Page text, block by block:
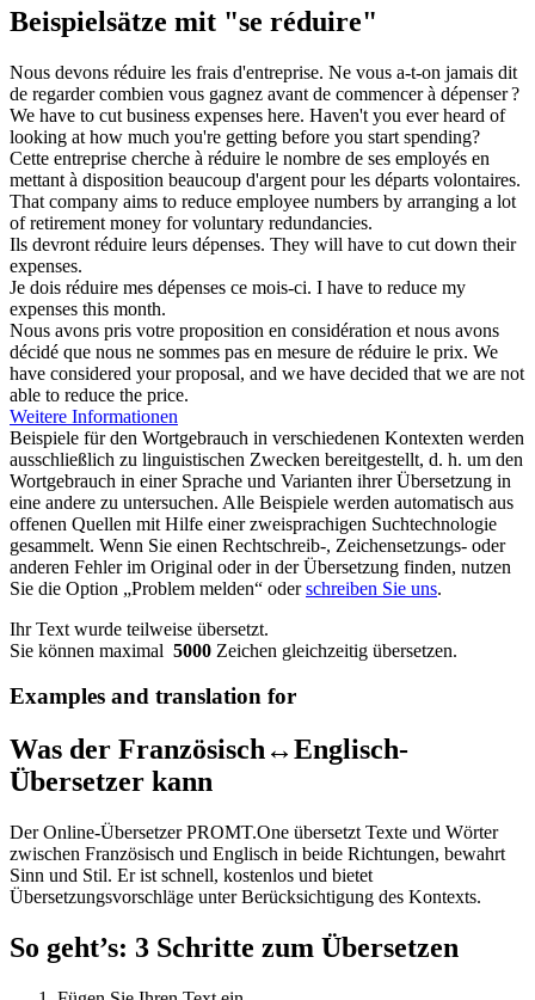
Beispielsätze mit "se réduire"
Nous devons réduire les frais d'entreprise. Ne vous a-t-on jamais dit
de regarder combien vous gagnez avant de commencer à dépenser ?
We have to cut business expenses here. Haven't you ever heard of
looking at how much you're getting before you start spending?
Cette entreprise cherche à réduire le nombre de ses employés en
mettant à disposition beaucoup d'argent pour les départs volontaires.
That company aims to reduce employee numbers by arranging a lot
of retirement money for voluntary redundancies.
Ils devront réduire leurs dépenses. They will have to cut down their
expenses.
Je dois réduire mes dépenses ce mois-ci. I have to reduce my
expenses this month.
Nous avons pris votre proposition en considération et nous avons
décidé que nous ne sommes pas en mesure de réduire le prix. We
have considered your proposal, and we have decided that we are not
able to reduce the price.
Weitere Informationen
Beispiele für den Wortgebrauch in verschiedenen Kontexten werden
ausschließlich zu linguistischen Zwecken bereitgestellt, d. h. um den
Wortgebrauch in einer Sprache und Varianten ihrer Übersetzung in
eine andere zu untersuchen. Alle Beispiele werden automatisch aus
offenen Quellen mit Hilfe einer zweisprachigen Suchtechnologie
gesammelt. Wenn Sie einen Rechtschreib-, Zeichensetzungs- oder
anderen Fehler im Original oder in der Übersetzung finden, nutzen
Sie die Option „Problem melden“ oderschreiben Sie uns.
Ihr Text wurde teilweise übersetzt.
Sie können maximal 5000 Zeichen gleichzeitig übersetzen.
Examples and translation for
Was der Französisch↔Englisch-
Übersetzer kann
Der Online-Übersetzer PROMT.One übersetzt Texte und Wörter
zwischen Französisch und Englisch in beide Richtungen, bewahrt
Sinn und Stil. Er ist schnell, kostenlos und bietet
Übersetzungsvorschläge unter Berücksichtigung des Kontexts.
So geht’s: 3 Schritte zum Übersetzen